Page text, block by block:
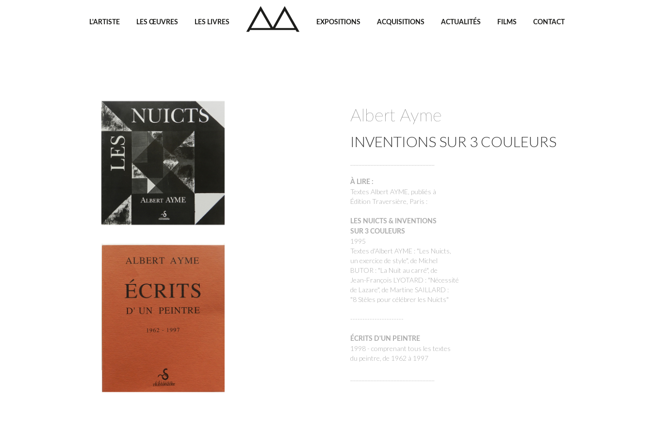
L'ARTISTE LES ŒUVRES LES LIVRES EXPOSITIONS ACQUISITIONS ACTUALITÉS FILMS CONTACT
Albert Ayme
INVENTIONS SUR 3 COULEURS
À LIRE :
Textes Albert AYME, publiés à
Édition Traversière, Paris :
LES NUICTS & INVENTIONS
SUR 3 COULEURS
1995
Textes d'Albert AYME : "Les Nuicts,
un exercice de style", de Michel
BUTOR : "La Nuit au carré", de
Jean-François LYOTARD : "Nécessité
de Lazare", de Martine SAILLARD :
"8 Stèles pour célébrer les Nuicts"
----------------------
ÉCRITS D'UN PEINTRE
1998 - comprenant tous les textes
du peintre, de 1962 à 1997